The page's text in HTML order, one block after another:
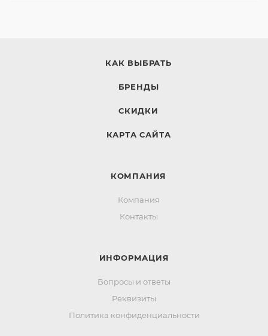
КАК ВЫБРАТЬ
БРЕНДЫ
СКИДКИ
КАРТА САЙТА
КОМПАНИЯ
Компания
Контакты
ИНФОРМАЦИЯ
Вопросы и ответы
Реквизиты
Политика конфиденциальности